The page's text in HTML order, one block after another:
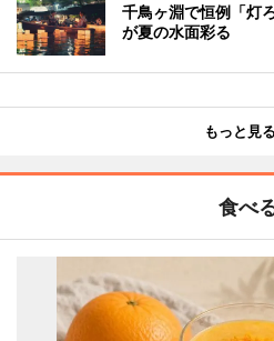
千鳥ヶ淵で恒例「
が夏の水面彩る
もっと見る
食べ